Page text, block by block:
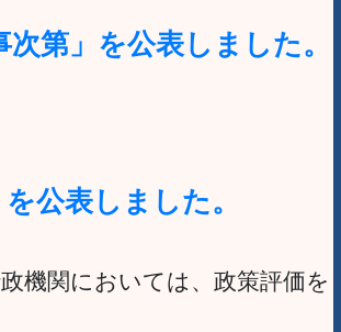
第」を公表しました。
公表しました。
機関においては、政策評価を